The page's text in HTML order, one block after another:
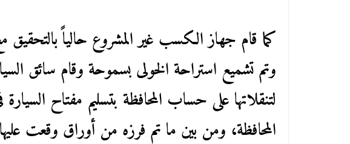
كما قام جهاز الكسب غير المشروع حالياً بالتحقيق
وتم تشميع استراحة الخولى بسموحة وقام سائق
لتنقلاتها على حساب المحافظة بتسليم مفتاح
المحافظة، ومن بين ما تم فرزه من أوراق وقعت